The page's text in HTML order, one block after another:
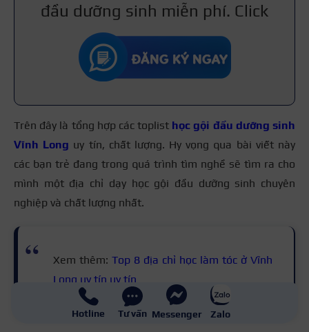
đầu dưỡng sinh miễn phí. Click
Trên đây là tổng hợp các toplist học gội đầu dưỡng sinh
Vĩnh Long uy tín, chất lượng. Hy vọng qua bài viết này
các bạn trẻ đang trong quá trình tìm nghề sẽ tìm ra cho
mình một địa chỉ dạy học gội đầu dưỡng sinh chuyên
nghiệp và chất lượng nhất.
Xem thêm: Top 8 địa chỉ học làm tóc ở Vĩnh
Long uy tín uy tín
Hotline Tư vấn Messenger Zalo